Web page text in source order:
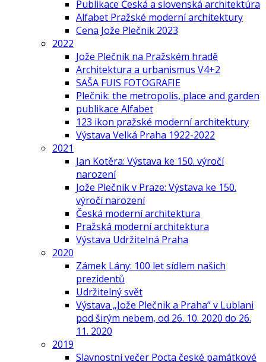
Publikace Česká a slovenská architektúra
Alfabet Pražské moderní architektury
Cena Jože Plečnik 2023
2022
Jože Plečnik na Pražském hradě
Architektura a urbanismus V4+2
SAŠA FUIS FOTOGRAFIE
Plečnik: the metropolis, place and garden
publikace Alfabet
123 ikon pražské moderní architektury
Výstava Velká Praha 1922-2022
2021
Jan Kotěra: Výstava ke 150. výročí
narození
Jože Plečnik v Praze: Výstava ke 150.
výročí narození
Česká moderní architektura
Pražská moderní architektura
Výstava Udržitelná Praha
2020
Zámek Lány: 100 let sídlem našich
prezidentů
Udržitelný svět
Výstava „Jože Plečnik a Praha“ v Lublani
pod širým nebem, od 26. 10. 2020 do 26.
11. 2020
2019
Slavnostní večer Pocta české památkové